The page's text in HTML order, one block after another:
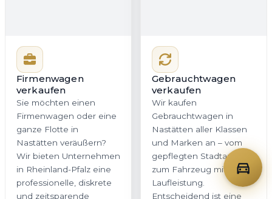
bleibt Ihr Betriebsablauf
zuverlässig im Takt.
Jetzt Firmenwagen
bewerten
Nastätten und ganz
Rheinland-Pfalz – ohne
versteckte
Nachverhandlungen.
Jetzt Gebrauchtwagen
bewerten